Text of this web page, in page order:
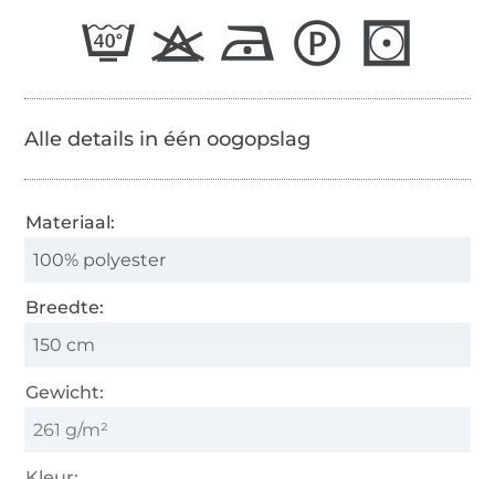
Alle details in één oogopslag
Materiaal:
100% polyester
Breedte:
150 cm
Gewicht:
261 g/m²